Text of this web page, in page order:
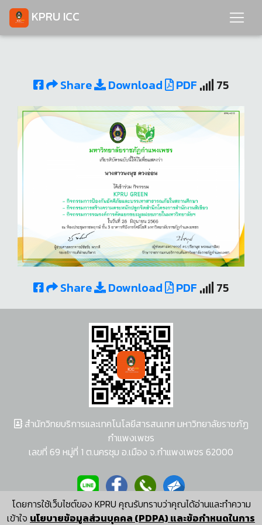
KPRU ICC
Share Download PDF 75
Share Download PDF 75
โดยการใช้เว็บไซต์ของ KPRU คุณรับทราบว่าคุณได้อ่านและทำความ
เข้าใจ นโยบายข้อมูลส่วนบุคคล (PDPA) และข้อกำหนดในการ
สำนักวิทยบริการและเทคโนโลยีสารสนเทศ มหาวิทยาลัยราชภัฏ
กำแพงเพชร
เลขที่ 69 หมู่ที่ 1 ต.นครชุม อ.เมือง จ.กำแพงเพชร 62000
ผู้พัฒนาระบบ อนุชา พวงผกา